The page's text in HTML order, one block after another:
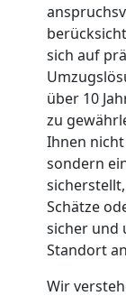
sich auf
über 10
zu
Ihnen
sondern
Schätze
sicher und
Standort
Wir
Mann
LKW